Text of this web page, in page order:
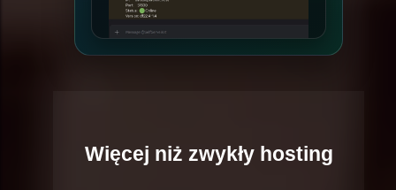
Więcej niż zwykły hosting